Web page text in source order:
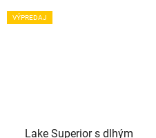
VÝPREDAJ
Lake Superior s dlhým